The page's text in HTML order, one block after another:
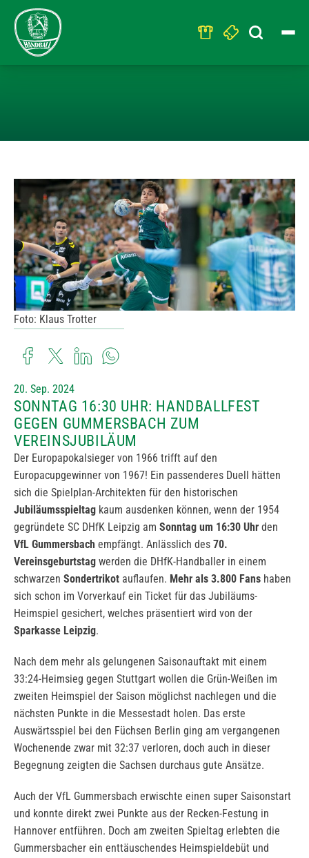
Search
for:
Foto: Klaus Trotter
20. Sep. 2024
SONNTAG 16:30 UHR: HANDBALLFEST
GEGEN GUMMERSBACH ZUM
VEREINSJUBILÄUM
Der Europapokalsieger von 1966 trifft auf den
Europacupgewinner von 1967! Ein passenderes Duell hätten
sich die Spielplan-Architekten für den historischen
Jubiläumsspieltag kaum ausdenken können, wenn der 1954
gegründete SC DHfK Leipzig am Sonntag um 16:30 Uhr den
VfL Gummersbach empfängt. Anlässlich des 70.
Vereinsgeburtstag werden die DHfK-Handballer in einem
schwarzen Sondertrikot auflaufen. Mehr als 3.800 Fans haben
sich schon im Vorverkauf ein Ticket für das Jubiläums-
Heimspiel gesichert, welches präsentiert wird von der
Sparkasse Leipzig.
Nach dem mehr als gelungenen Saisonauftakt mit einem
33:24-Heimsieg gegen Stuttgart wollen die Grün-Weißen im
zweiten Heimspiel der Saison möglichst nachlegen und die
nächsten Punkte in die Messestadt holen. Das erste
Auswärtsspiel bei den Füchsen Berlin ging am vergangenen
Wochenende zwar mit 32:37 verloren, doch auch in dieser
Begegnung zeigten die Sachsen durchaus gute Ansätze.
Auch der VfL Gummersbach erwischte einen super Saisonstart
und konnte direkt zwei Punkte aus der Recken-Festung in
Hannover entführen. Doch am zweiten Spieltag erlebten die
Gummersbacher ein enttäuschendes Heimspieldebüt und